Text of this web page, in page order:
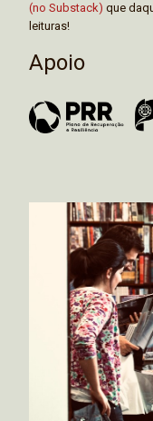
(no Substack) que
leituras!
Apoio